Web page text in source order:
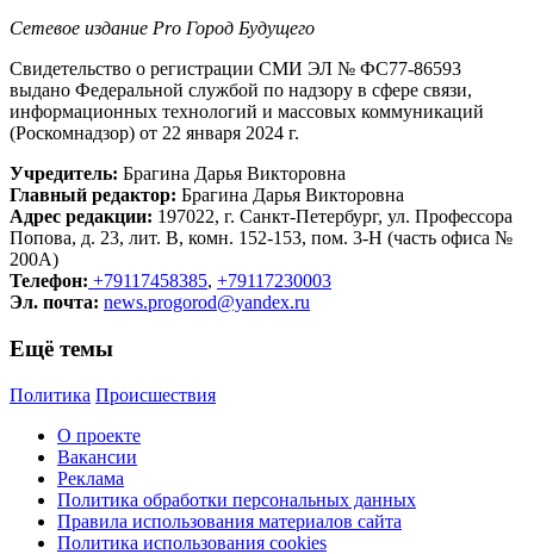
Сетевое издание Рrо Город Будущего
Свидетельство о регистрации СМИ ЭЛ № ФС77-86593
выдано Федеральной службой по надзору в сфере связи,
информационных технологий и массовых коммуникаций
(Роскомнадзор) от 22 января 2024 г.
Учредитель: Брагина Дарья Викторовна
Главный редактор: Брагина Дарья Викторовна
Адрес редакции: 197022, г. Санкт-Петербург, ул. Профессора
Попова, д. 23, лит. В, комн. 152-153, пом. 3-Н (часть офиса №
200А)
Телефон: +79117458385, +79117230003
Эл. почта: news.progorod@yandex.ru
Ещё темы
Политика Происшествия
О проекте
Вакансии
Реклама
Политика обработки персональных данных
Правила использования материалов сайта
Политика использования cookies